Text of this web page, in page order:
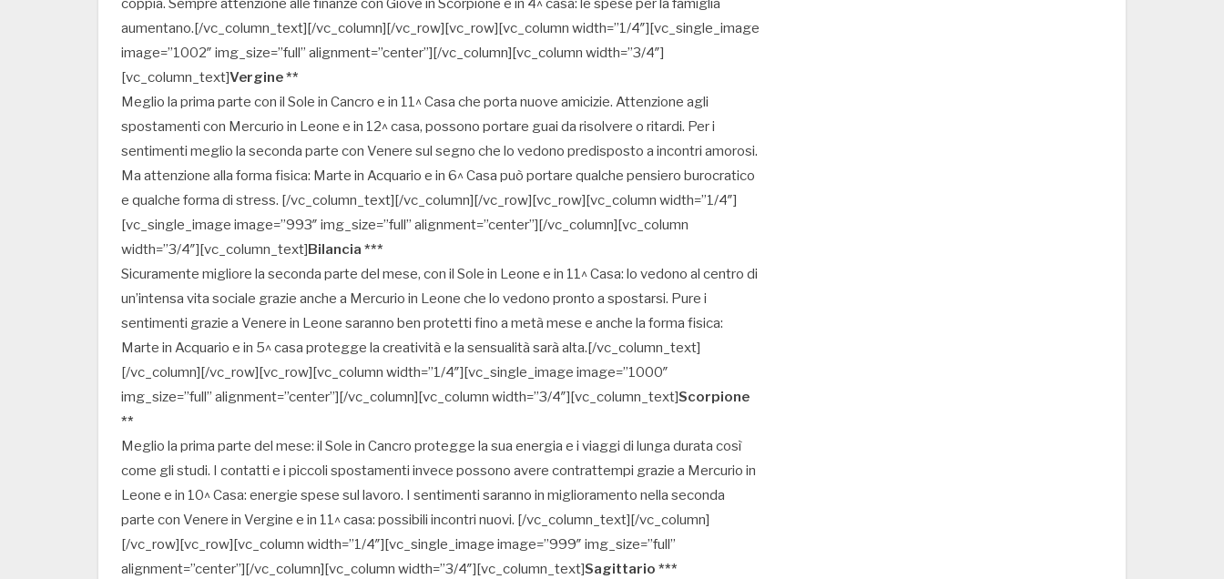
coppia. Sempre attenzione alle finanze con Giove in Scorpione e in 4^ casa: le spese per la famiglia
aumentano.[/vc_column_text][/vc_column][/vc_row][vc_row][vc_column width=”1/4″][vc_single_image
image=”1002″ img_size=”full” alignment=”center”][/vc_column][vc_column width=”3/4″]
[vc_column_text]Vergine **
Meglio la prima parte con il Sole in Cancro e in 11^ Casa che porta nuove amicizie. Attenzione agli
spostamenti con Mercurio in Leone e in 12^ casa, possono portare guai da risolvere o ritardi. Per i
sentimenti meglio la seconda parte con Venere sul segno che lo vedono predisposto a incontri amorosi.
Ma attenzione alla forma fisica: Marte in Acquario e in 6^ Casa può portare qualche pensiero burocratico
e qualche forma di stress. [/vc_column_text][/vc_column][/vc_row][vc_row][vc_column width=”1/4″]
[vc_single_image image=”993″ img_size=”full” alignment=”center”][/vc_column][vc_column
width=”3/4″][vc_column_text] Bilancia ***
Sicuramente migliore la seconda parte del mese, con il Sole in Leone e in 11^ Casa: lo vedono al centro di
un’intensa vita sociale grazie anche a Mercurio in Leone che lo vedono pronto a spostarsi. Pure i
sentimenti grazie a Venere in Leone saranno ben protetti fino a metà mese e anche la forma fisica:
Marte in Acquario e in 5^ casa protegge la creatività e la sensualità sarà alta.[/vc_column_text]
[/vc_column][/vc_row][vc_row][vc_column width=”1/4″][vc_single_image image=”1000″
img_size=”full” alignment=”center”][/vc_column][vc_column width=”3/4″][vc_column_text]Scorpione
**
Meglio la prima parte del mese: il Sole in Cancro protegge la sua energia e i viaggi di lunga durata così
come gli studi. I contatti e i piccoli spostamenti invece possono avere contrattempi grazie a Mercurio in
Leone e in 10^ Casa: energie spese sul lavoro. I sentimenti saranno in miglioramento nella seconda
parte con Venere in Vergine e in 11^ casa: possibili incontri nuovi. [/vc_column_text][/vc_column]
[/vc_row][vc_row][vc_column width=”1/4″][vc_single_image image=”999″ img_size=”full”
alignment=”center”][/vc_column][vc_column width=”3/4″][vc_column_text]Sagittario ***